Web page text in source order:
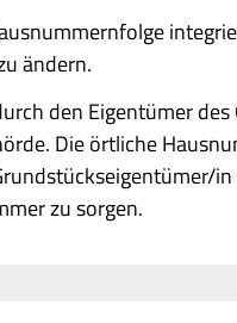
ändern.
den Eigentümer
Die örtliche
zu sorgen.